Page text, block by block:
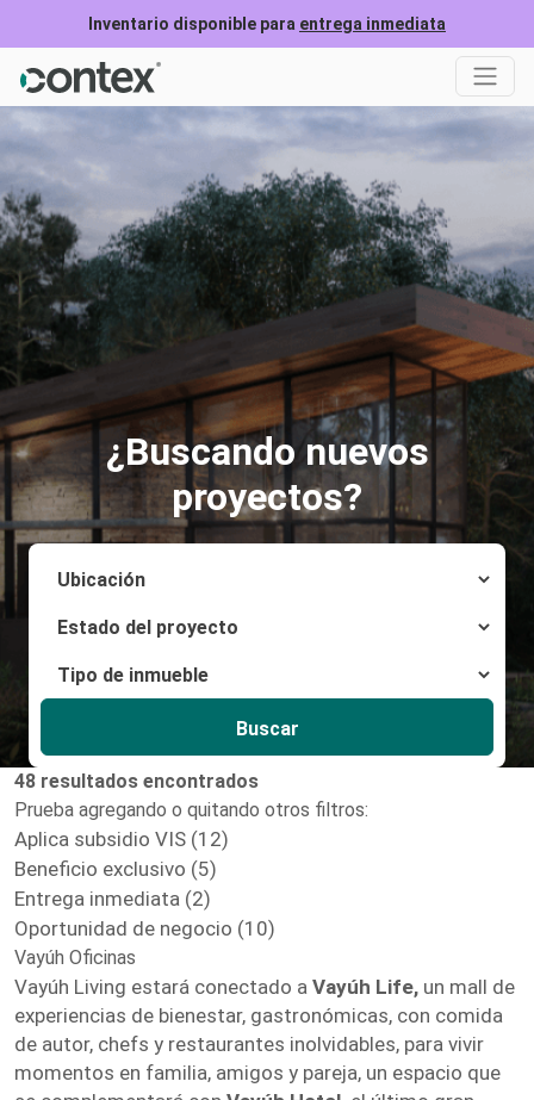
Inventario disponible para entrega inmediata
¿Buscando nuevos
proyectos?
Buscar
48 resultados encontrados
Prueba agregando o quitando otros filtros:
Aplica subsidio VIS (12)
Beneficio exclusivo (5)
Entrega inmediata (2)
Oportunidad de negocio (10)
Vayúh Oficinas
Vayúh Living estará conectado a Vayúh Life, un mall de
experiencias de bienestar, gastronómicas, con comida
de autor, chefs y restaurantes inolvidables, para vivir
momentos en familia, amigos y pareja, un espacio que